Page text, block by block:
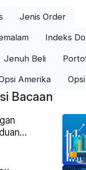
Jenis Order
Indeks
Jenuh Beli
Amerika
Bacaan